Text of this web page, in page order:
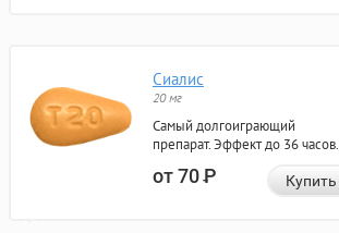
Сиалис
20 мг
Самый долгоиграющий
препарат. Эффект до 36 часов.
от 70Р Купить